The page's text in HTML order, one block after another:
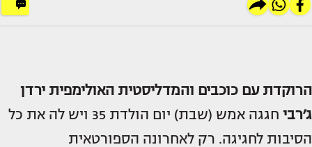
הרוקדת עם כוכבים והמדליסטית האולימפית ירדן
ג׳רבי
חגגה אמש (שבת) יום הולדת 35 ויש לה את כל
הסיבות לחגיגה. רק לאחרונה הספורטאית